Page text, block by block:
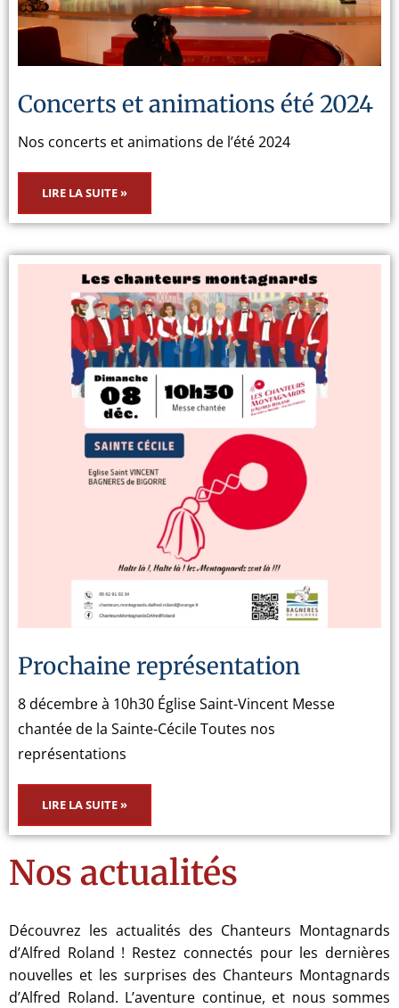
Concerts et animations été 2024
Nos concerts et animations de l’été 2024
LIRE LA SUITE »
Prochaine représentation
8 décembre à 10h30 Église Saint-Vincent Messe
chantée de la Sainte-Cécile Toutes nos
représentations
LIRE LA SUITE »
Nos actualités
Découvrez les actualités des Chanteurs Montagnards
d’Alfred Roland ! Restez connectés pour les dernières
nouvelles et les surprises des Chanteurs Montagnards
d’Alfred Roland. L’aventure continue, et nous sommes